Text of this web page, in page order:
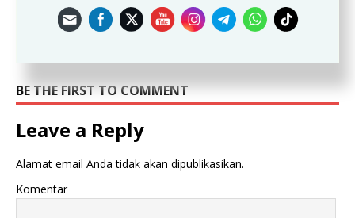
KNPI Dramaga Bersitegang dengan Humas RS KBP
di Tengah Sunatan Massal HJB ke-544
BE THE FIRST TO COMMENT
Leave a Reply
Alamat email Anda tidak akan dipublikasikan.
Komentar